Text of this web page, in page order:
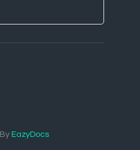
EazyDocs